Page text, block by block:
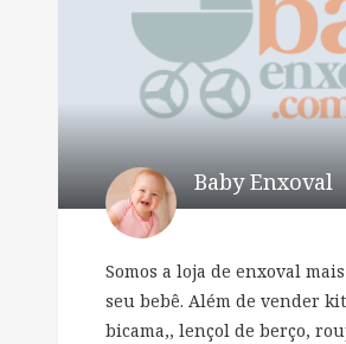
Baby Enxoval
Somos a loja de enxoval
seu bebê. Além de vender
bicama,, lençol de berço,